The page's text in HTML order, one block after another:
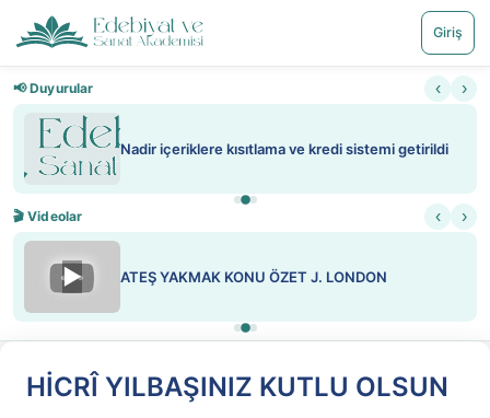
Giriş
📢 Duyurular ‹ ›
Nadir içeriklere kısıtlama ve kredi sistemi getirildi
🎬 Videolar ‹ ›
▶ ATEŞ YAKMAK KONU ÖZET J. LONDON
HİCRÎ YILBAŞINIZ KUTLU OLSUN